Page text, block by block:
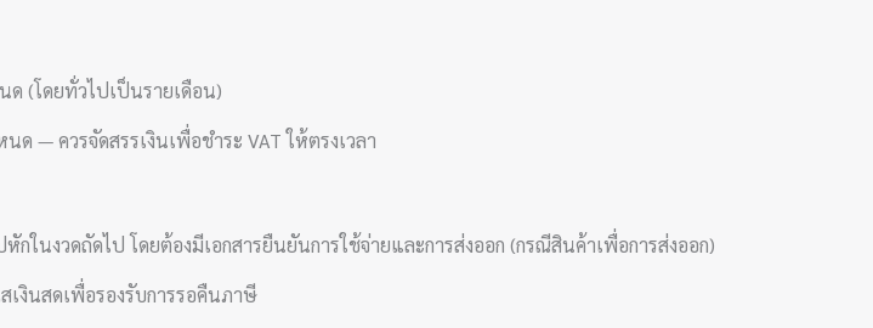
(โดยทั่วไปเป็นรายเดือน)
— ควรจัดสรรเงินเพื่อชำระ VAT ให้ตรงเวลา
นงวดถัดไป โดยต้องมีเอกสารยืนยันการใช้จ่ายและการส่งออก (กรณีสินค้าเพื่อการส่งออก)
เงินสดเพื่อรองรับการรอคืนภาษี